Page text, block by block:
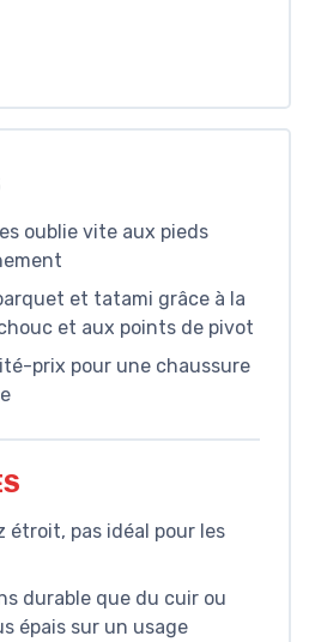
oublie vite aux pieds
et tatami grâce à la
et aux points de pivot
prix pour une chaussure
étroit, pas idéal pour les
durable que du cuir ou
épais sur un usage